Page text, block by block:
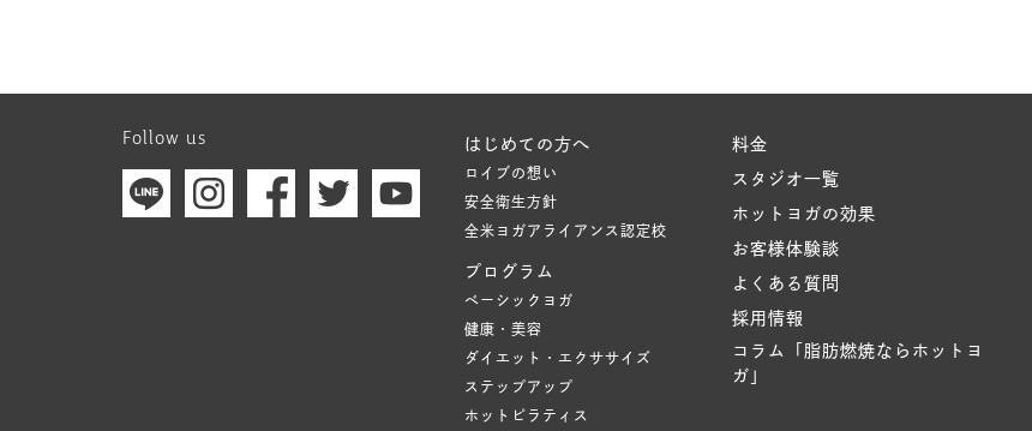
Follow us はじめての方へ
ロイブの想い
安全衛生方針
全米ヨガアライアンス認定校
プログラム
ベーシックヨガ
健康・美容
ダイエット・エクササイズ
ステップアップ
ホットピラティス
料金
スタジオ一覧
ホットヨガの効果
お客様体験談
よくある質問
採用情報
コラム「脂肪燃焼ならホットヨ
ガ」